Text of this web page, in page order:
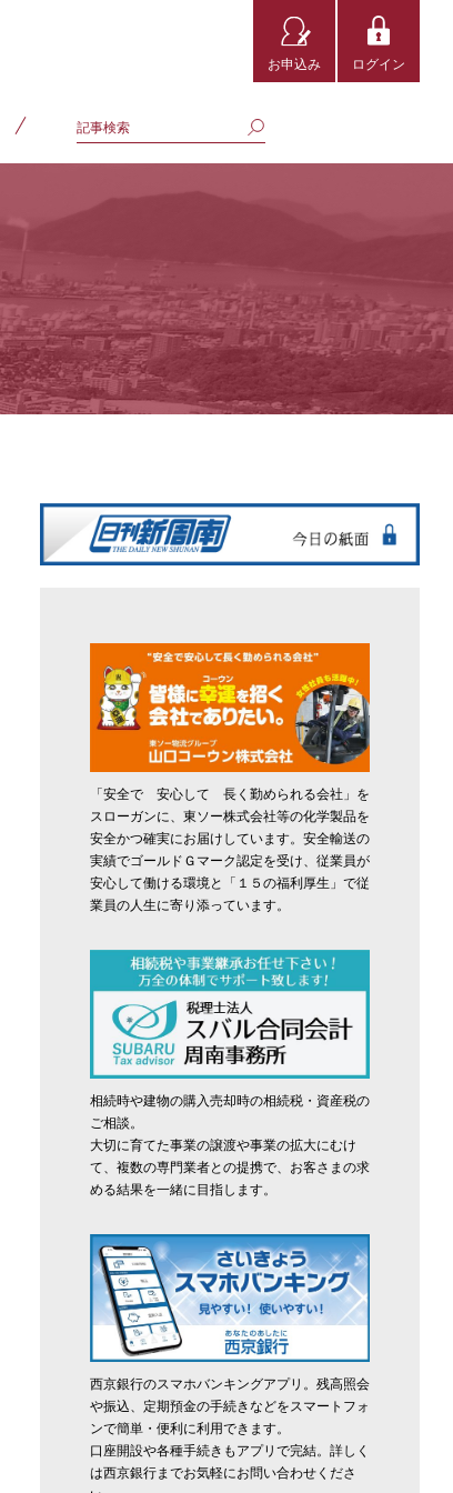
お申込み ログイン
「安全で 安心して 長く勤められる会社」を
スローガンに、東ソー株式会社等の化学製品を
安全かつ確実にお届けしています。安全輸送の
実績でゴールドＧマーク認定を受け、従業員が
安心して働ける環境と「１５の福利厚生」で従
業員の人生に寄り添っています。
相続時や建物の購入売却時の相続税・資産税の
ご相談。
大切に育てた事業の譲渡や事業の拡大にむけ
て、複数の専門業者との提携で、お客さまの求
める結果を一緒に目指します。
西京銀行のスマホバンキングアプリ。残高照会
や振込、定期預金の手続きなどをスマートフォ
ンで簡単・便利に利用できます。
口座開設や各種手続きもアプリで完結。詳しく
は西京銀行までお気軽にお問い合わせくださ